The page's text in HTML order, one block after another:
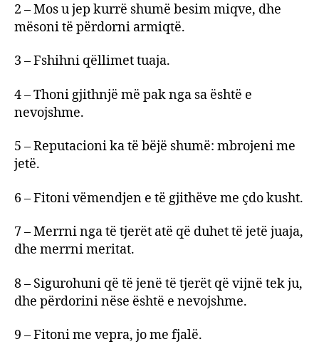
2 – Mos u jep kurrë shumë besim miqve, dhe
mësoni të përdorni armiqtë.
3 – Fshihni qëllimet tuaja.
4 – Thoni gjithnjë më pak nga sa është e
nevojshme.
5 – Reputacioni ka të bëjë shumë: mbrojeni me
jetë.
6 – Fitoni vëmendjen e të gjithëve me çdo kusht.
7 – Merrni nga të tjerët atë që duhet të jetë juaja,
dhe merrni meritat.
8 – Sigurohuni që të jenë të tjerët që vijnë tek ju,
dhe përdorini nëse është e nevojshme.
9 – Fitoni me vepra, jo me fjalë.